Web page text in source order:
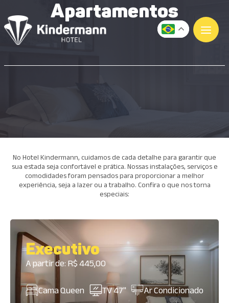
Apartamentos
No Hotel Kindermann, cuidamos de cada detalhe para garantir que
sua estada seja confortável e prática. Nossas instalações, serviços e
comodidades foram pensados para proporcionar a melhor
experiência, seja a lazer ou a trabalho. Confira o que nos torna
especiais:
Executivo
A partir de: R$ 445,00
Cama Queen
TV 47" Ar Condicionado